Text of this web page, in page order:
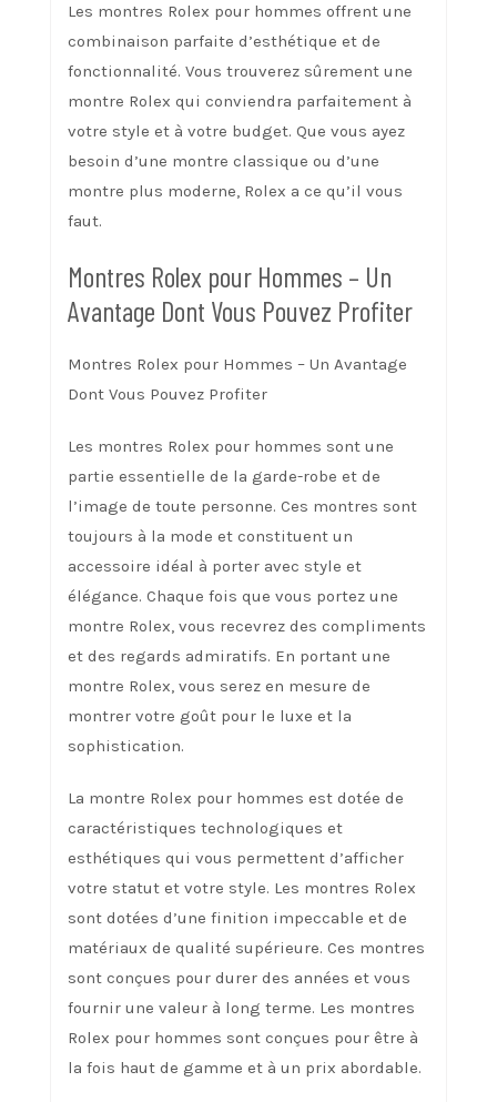
Les montres Rolex pour hommes offrent une
combinaison parfaite d’esthétique et de
fonctionnalité. Vous trouverez sûrement une
montre Rolex qui conviendra parfaitement à
votre style et à votre budget. Que vous ayez
besoin d’une montre classique ou d’une
montre plus moderne, Rolex a ce qu’il vous
faut.
Montres Rolex pour Hommes – Un
Avantage Dont Vous Pouvez Profiter
Montres Rolex pour Hommes – Un Avantage
Dont Vous Pouvez Profiter
Les montres Rolex pour hommes sont une
partie essentielle de la garde-robe et de
l’image de toute personne. Ces montres sont
toujours à la mode et constituent un
accessoire idéal à porter avec style et
élégance. Chaque fois que vous portez une
montre Rolex, vous recevrez des compliments
et des regards admiratifs. En portant une
montre Rolex, vous serez en mesure de
montrer votre goût pour le luxe et la
sophistication.
La montre Rolex pour hommes est dotée de
caractéristiques technologiques et
esthétiques qui vous permettent d’afficher
votre statut et votre style. Les montres Rolex
sont dotées d’une finition impeccable et de
matériaux de qualité supérieure. Ces montres
sont conçues pour durer des années et vous
fournir une valeur à long terme. Les montres
Rolex pour hommes sont conçues pour être à
la fois haut de gamme et à un prix abordable.